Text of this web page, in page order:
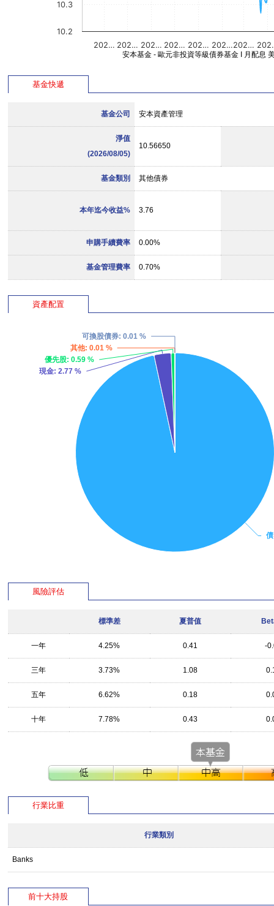
202… 202… 202… 202… 202… 202…202…
10.2
10.3
安本基金 - 歐元非投資等級債券基金 I 月配息
基金快遞
基金公司 安本資產管理
淨值
(2026/08/05)
10.56650
基金類別 其他債券
本年迄今收益% 3.76
申購手續費率 0.00%
基金管理費率 0.70%
資產配置
現金: 2.77 %
優先股: 0.59 %
其他: 0.01 %
可換股債券: 0.01 %
風險評估
標準差 夏普值
一年 4.25% 0.41 -
三年 3.73% 1.08
五年 6.62% 0.18
十年 7.78% 0.43
行業比重
行業類別
Banks
前十大持股